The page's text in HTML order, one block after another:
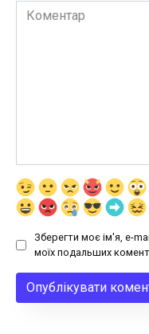
Коментар
Зберегти моє ім'я, e-
моїх подальших